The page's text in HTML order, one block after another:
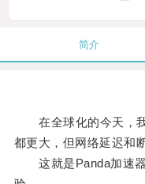
简介
在全球化的今天，我
都更大，但网络延迟和
这就是Panda加速器